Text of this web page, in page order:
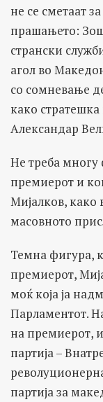
не се сметаат
прашањето:
странски
агол во
со сомневање
како
Александар
Не треба многу
премиерот и
Мијалков, како
масовното
Темна фигура,
премиерот,
моќ која ја
Парламентот.
на премиерот,
партија –
партија за